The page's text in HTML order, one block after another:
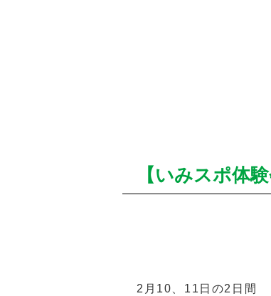
【いみスポ体
2月10、11日の2日間